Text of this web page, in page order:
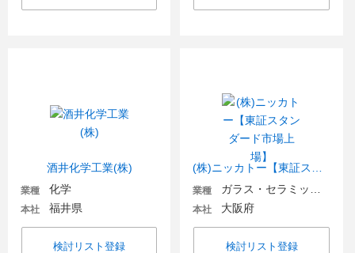
酒井化学工業(株)
業種 化学
本社 福井県
検討リスト登録
業種
本社 大阪府
検討リスト登録